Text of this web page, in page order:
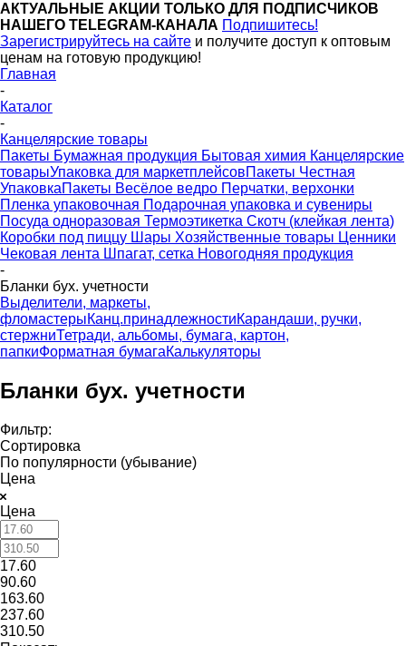
АКТУАЛЬНЫЕ АКЦИИ ТОЛЬКО ДЛЯ ПОДПИСЧИКОВ
НАШЕГО TELEGRAM-КАНАЛА Подпишитесь!
Зарегистрируйтесь на сайте и получите доступ к оптовым
ценам на готовую продукцию!
Главная
-
Каталог
-
Канцелярские товары
Пакеты Бумажная продукция Бытовая химия Канцелярские
товарыУпаковка для маркетплейсовПакеты Честная
УпаковкаПакеты Весёлое ведро Перчатки, верхонки
Пленка упаковочная Подарочная упаковка и сувениры
Посуда одноразовая Термоэтикетка Скотч (клейкая лента)
Коробки под пиццу Шары Хозяйственные товары Ценники
Чековая лента Шпагат, сетка Новогодняя продукция
-
Бланки бух. учетности
Выделители, маркеты,
фломастерыКанц.принадлежностиКарандаши, ручки,
стержниТетради, альбомы, бумага, картон,
папкиФорматная бумагаКалькуляторы
Бланки бух. учетности
Фильтр:
Сортировка
По популярности (убывание)
Цена
Цена
17.60
90.60
163.60
237.60
310.50